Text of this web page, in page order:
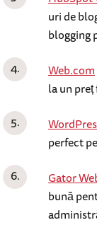
uri de
blogging
Web.com
la un
perfect
Gator
bună